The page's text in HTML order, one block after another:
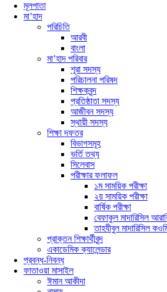
মূলপাতা
মা’হাদ
পরিচিতি
আরবী
বাংলা
মা’হাদ পরিবার
শূরা সদস্য
পরিচালনা পরিষদ
শিক্ষকবৃন্দ
প্রতিষ্ঠাতা সদস্য
আজীবন সদস্য
স্থায়ী সদস্য
শিক্ষা দফতর
বিভাগসমূহ
ভর্তি তথ্য
সিলেবাস
পরীক্ষার ফলাফল
১ম সাময়িক পরীক্ষা
২য় সাময়িক পরীক্ষা
বার্ষিক পরীক্ষা
বেফাকুল মাদারিসিল
তাহযীবুল মাদারিসিল
প্রাক্তন শিক্ষার্থীবৃন্দ
একাডেমিক ক্যালেন্ডার
প্রবন্ধ-নিবন্ধ
ফাতাওয়া মাসাইল
ঈমান আকীদা